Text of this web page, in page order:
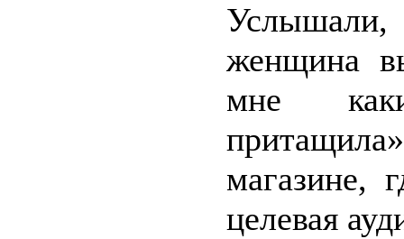
женщина
мне
магазине,
целевая